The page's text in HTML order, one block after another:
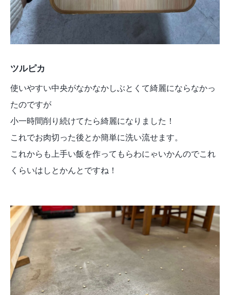
ツルピカ
使いやすい中央がなかなかしぶとくて綺麗にならなかっ
たのですが
小一時間削り続けてたら綺麗になりました！
これでお肉切った後とか簡単に洗い流せます。
これからも上手い飯を作ってもらわにゃいかんのでこれ
くらいはしとかんとですね！